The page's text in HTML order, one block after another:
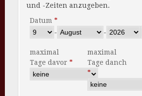
und -Zeiten anzugeben.
Datum
-
-
maximal
Tage davor
maximal
Tage danch